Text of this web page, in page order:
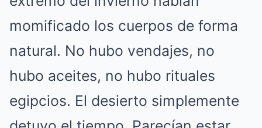
momificado los cuerpos de forma
natural. No hubo vendajes, no
hubo aceites, no hubo rituales
egipcios. El desierto simplemente